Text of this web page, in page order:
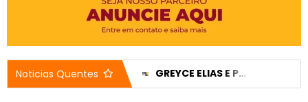
Noticias Quentes CASA DO IDOSO RECEBE DOIS VEÍCULOS NOVOS APÓS EMENDA DE 200 MIL REAIS GREYCE ELIAS E PEDRO LUCAS TÊM CANDIDATURAS REGISTRADAS E NOMES JÁ APARECEM NO DIVULGACAND